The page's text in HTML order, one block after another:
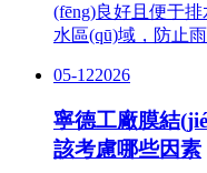
(fēng)良好且便于
水區(qū)域，防
05-122026
寧德工廠膜結
該考慮哪些因素